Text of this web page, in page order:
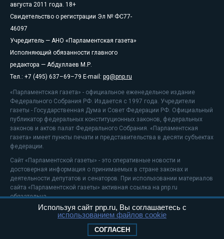
августа 2011 года. 18+
Свидетельство о регистрации Эл № ФС77-
46097
Учредитель — АНО «Парламентская газета»
Исполняющий обязанности главного
редактора — Абдуллаев М.Р.
Тел.: +7 (495) 637–69–79 E-mail: pg@pnp.ru
«Парламентская газета» - официальное еженедельное издание
Федерального Собрания РФ. Издается с 1997 года. Учредители
газеты - Государственная Дума и Совет Федерации РФ. Официальный
публикатор федеральных конституционных законов, федеральных
законов и актов палат Федерального Собрания. «Парламентская
газета» имеет пункты печати и представительства в десяти субъектах
федерации.
Сайт «Парламентской газеты» - это оперативные новости и
достоверная информация о принимаемых в стране законах и
деятельности депутатов и сенаторов. При использовании материалов
сайта «Парламентской газеты» активная ссылка на pnp.ru
обязательна.
На информационном ресурсе применяютсярекомендательные
Положение о защите персональных данных
Используя сайт pnp.ru, Вы соглашаетесь с
использованием файлов cookie
СОГЛАСЕН